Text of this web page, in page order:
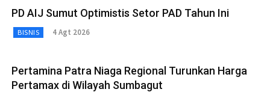
PD AIJ Sumut Optimistis Setor PAD Tahun Ini
BISNIS 4 Agt 2026
Pertamina Patra Niaga Regional Turunkan Harga
Pertamax di Wilayah Sumbagut